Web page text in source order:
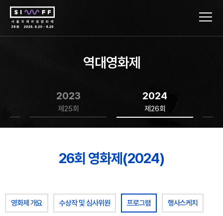
역대영화제
2023
제25회
2024
제26회
26회 영화제(2024)
영화제 개요 수상작 및 심사위원 프로그램 행사스케치